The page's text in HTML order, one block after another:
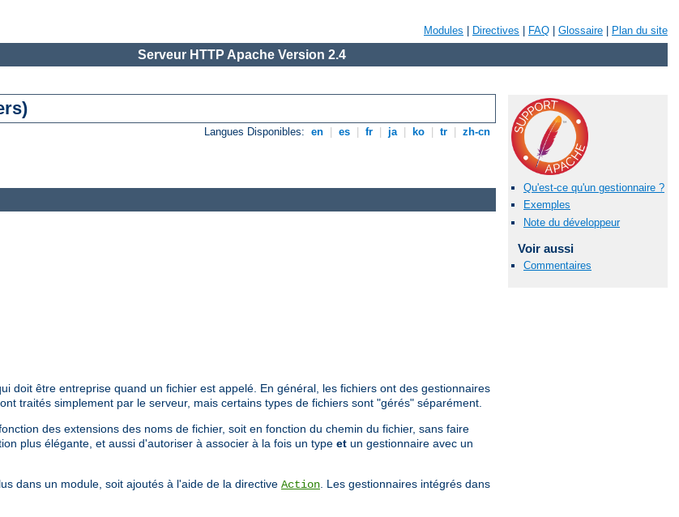
Modules Directives FAQ Glossaire Plan du site
Serveur HTTP Apache Version 2.4
Langues Disponibles: en es fr ja ko tr zh-cn
Qu'est-ce qu'un gestionnaire ?
Exemples
Note du développeur
Voir aussi
Commentaires
doit être entreprise quand un fichier est appelé. En général, les fichiers ont des gestionnaires
traités simplement par le serveur, mais certains types de fichiers sont "gérés" séparément.
des extensions des noms de fichier, soit en fonction du chemin du fichier, sans faire
plus élégante, et aussi d'autoriser à associer à la fois un type et un gestionnaire avec un
dans un module, soit ajoutés à l'aide de la directive Action . Les gestionnaires intégrés dans